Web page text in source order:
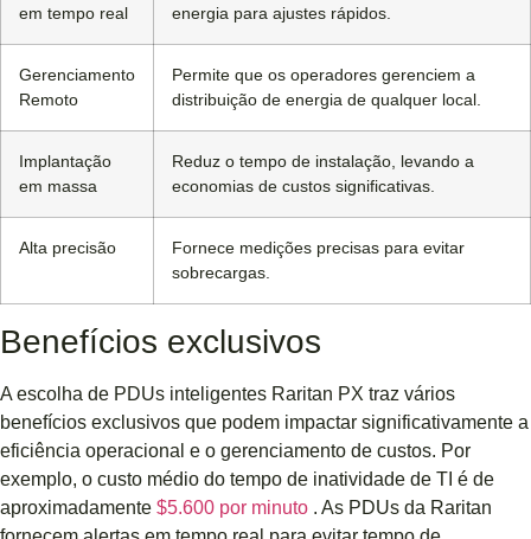
em tempo real
energia para ajustes rápidos.
Gerenciamento
Remoto
Permite que os operadores gerenciem a
distribuição de energia de qualquer local.
Implantação
em massa
Reduz o tempo de instalação, levando a
economias de custos significativas.
Alta precisão
Fornece medições precisas para evitar
sobrecargas.
Benefícios exclusivos
A escolha de PDUs inteligentes Raritan PX traz vários
benefícios exclusivos que podem impactar significativamente a
eficiência operacional e o gerenciamento de custos. Por
exemplo, o custo médio do tempo de inatividade de TI é de
aproximadamente $5.600 por minuto . As PDUs da Raritan